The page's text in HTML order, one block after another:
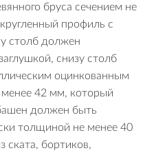
бруса сечением не
профиль с
столб должен
снизу столб
оцинкованным
42 мм, который
должен быть
толщиной не менее 40
ската, бортиков,